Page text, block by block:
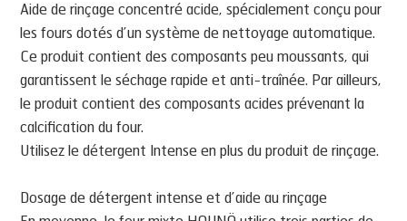
l
Aide de rinçage concentré acide, spécialement conçu pour
les fours dotés d’un système de nettoyage automatique.
Ce produit contient des composants peu moussants, qui
garantissent le séchage rapide et anti-traînée. Par ailleurs,
le produit contient des composants acides prévenant la
calcification du four.
Utilisez le détergent Intense en plus du produit de rinçage.
Dosage de détergent intense et d’aide au rinçage